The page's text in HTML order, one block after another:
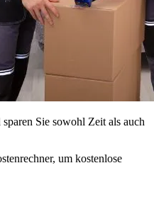
Sie sowohl Zeit als auch
um kostenlose